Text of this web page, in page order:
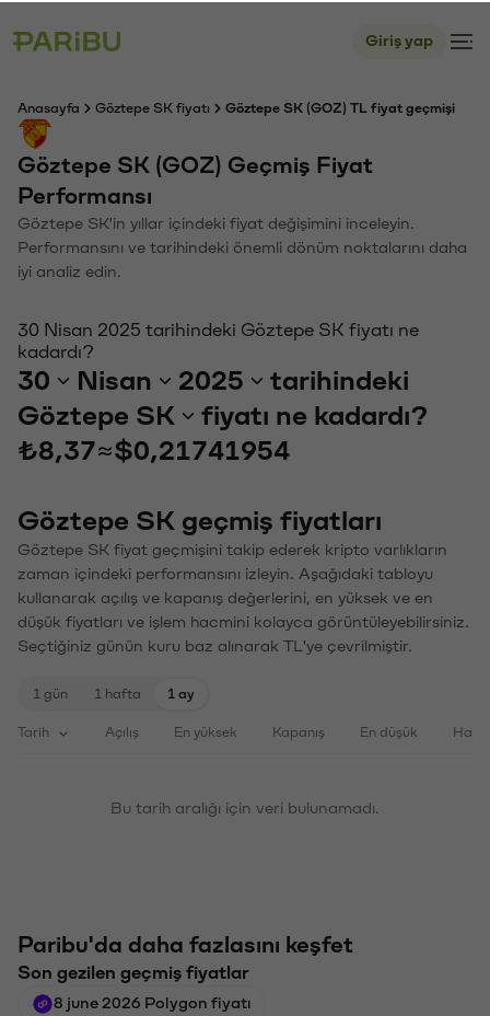
Giriş yap
Anasayfa Göztepe SK fiyatı Göztepe SK (GOZ) TL fiyat geçmişi
Göztepe SK (GOZ) Geçmiş Fiyat
Performansı
Göztepe SK'in yıllar içindeki fiyat değişimini inceleyin.
Performansını ve tarihindeki önemli dönüm noktalarını daha
iyi analiz edin.
30 Nisan 2025 tarihindeki Göztepe SK fiyatı ne
kadardı?
30 Nisan 2025
tarihindeki
Göztepe SK
fiyatı ne kadardı?
₺8,37≈$0,21741954
Göztepe SK geçmiş fiyatları
Göztepe SK fiyat geçmişini takip ederek kripto varlıkların
zaman içindeki performansını izleyin. Aşağıdaki tabloyu
kullanarak açılış ve kapanış değerlerini, en yüksek ve en
düşük fiyatları ve işlem hacmini kolayca görüntüleyebilirsiniz.
Seçtiğiniz günün kuru baz alınarak TL'ye çevrilmiştir.
1 gün 1 hafta 1 ay
Tarih Açılış En yüksek Kapanış En düşük
Bu tarih aralığı için veri bulunamadı.
Paribu'da daha fazlasını keşfet
Son gezilen geçmiş fiyatlar
8 june 2026 Polygon fiyatı